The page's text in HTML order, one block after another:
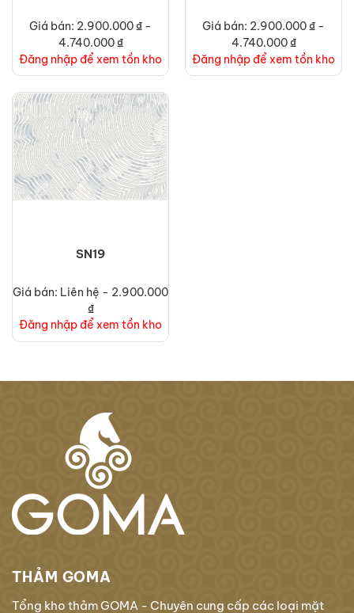
Giá bán: 2.900.000 ₫ -
4.740.000 ₫
Đăng nhập để xem tồn kho
Giá bán: 2.900.000 ₫ -
4.740.000 ₫
Đăng nhập để xem tồn kho
SN19
Giá bán: Liên hệ - 2.900.000
₫
Đăng nhập để xem tồn kho
THẢM GOMA
Tổng kho thảm GOMA - Chuyên cung cấp các loại mặt